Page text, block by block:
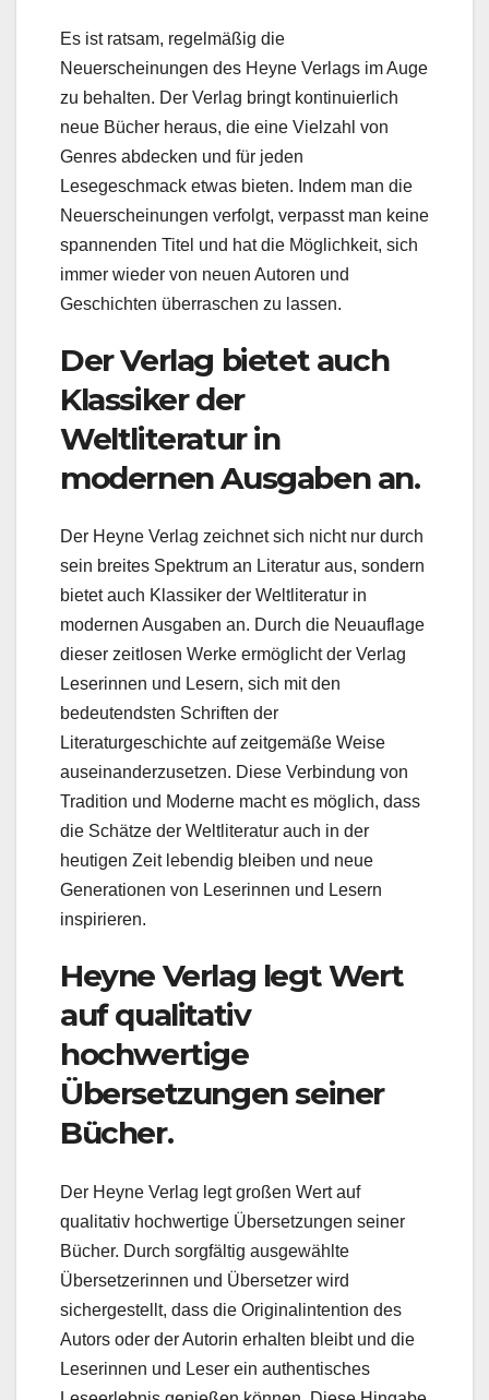
Es ist ratsam, regelmäßig die
Neuerscheinungen des Heyne Verlags im Auge
zu behalten. Der Verlag bringt kontinuierlich
neue Bücher heraus, die eine Vielzahl von
Genres abdecken und für jeden
Lesegeschmack etwas bieten. Indem man die
Neuerscheinungen verfolgt, verpasst man keine
spannenden Titel und hat die Möglichkeit, sich
immer wieder von neuen Autoren und
Geschichten überraschen zu lassen.
Der Verlag bietet auch
Klassiker der
Weltliteratur in
modernen Ausgaben an.
Der Heyne Verlag zeichnet sich nicht nur durch
sein breites Spektrum an Literatur aus, sondern
bietet auch Klassiker der Weltliteratur in
modernen Ausgaben an. Durch die Neuauflage
dieser zeitlosen Werke ermöglicht der Verlag
Leserinnen und Lesern, sich mit den
bedeutendsten Schriften der
Literaturgeschichte auf zeitgemäße Weise
auseinanderzusetzen. Diese Verbindung von
Tradition und Moderne macht es möglich, dass
die Schätze der Weltliteratur auch in der
heutigen Zeit lebendig bleiben und neue
Generationen von Leserinnen und Lesern
inspirieren.
Heyne Verlag legt Wert
auf qualitativ
hochwertige
Übersetzungen seiner
Bücher.
Der Heyne Verlag legt großen Wert auf
qualitativ hochwertige Übersetzungen seiner
Bücher. Durch sorgfältig ausgewählte
Übersetzerinnen und Übersetzer wird
sichergestellt, dass die Originalintention des
Autors oder der Autorin erhalten bleibt und die
Leserinnen und Leser ein authentisches